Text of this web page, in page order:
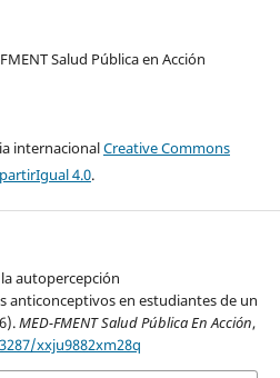
Salud Pública en Acción
internacionalCreative Commons
4.0.
autopercepción
en estudiantes de un
MED-FMENT Salud Pública En Acción,
xxju9882xm28q